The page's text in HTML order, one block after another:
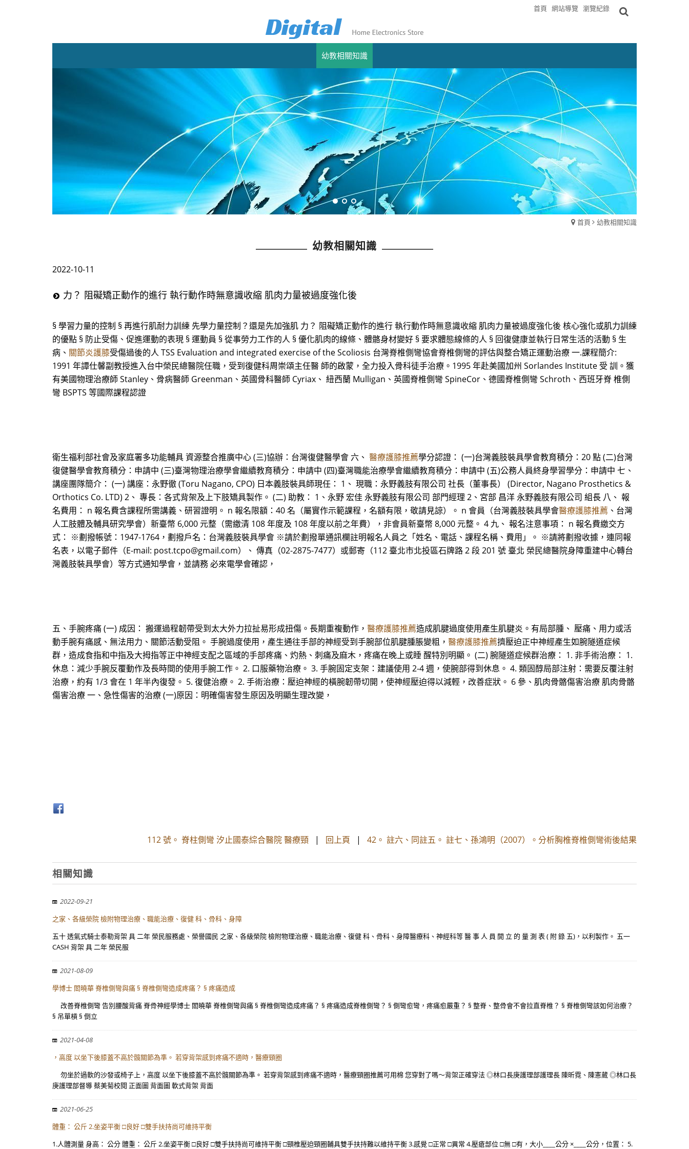
首頁 網站導覽 瀏覽紀錄
幼教相關知識
首頁 幼教相關知識
幼教相關知識
2022-10-11
力？ 阻礙矯正動作的進行 執行動作時無意識收縮 肌肉力量被過度強化後
§ 學習力量的控制 § 再進行肌耐力訓練 先學力量控制？還是先加強肌 力？ 阻礙矯正動作的進行 執行動作時無意識收縮 肌肉力量被過度強化後 核心強化或肌力訓練
的優點 § 防止受傷、促進運動的表現 § 運動員 § 從事勞力工作的人 § 優化肌肉的線條、體骼身材變好 § 要求體態線條的人 § 回復健康並執行日常生活的活動 § 生
病、 關節炎護膝受傷過後的人 TSS Evaluation and integrated exercise of the Scoliosis 台灣脊椎側彎協會脊椎側彎的評估與整合矯正運動治療 一.課程簡介:
1991 年譚仕馨副教授進入台中榮民總醫院任職，受到復健科周崇頌主任醫 師的啟蒙，全力投入骨科徒手治療。1995 年赴美國加州 Sorlandes Institute 受 訓。獲
有美國物理治療師 Stanley、骨病醫師 Greenman、英國骨科醫師 Cyriax、 紐西蘭 Mulligan、英國脊椎側彎 SpineCor、德國脊椎側彎 Schroth、西班牙脊 椎側
彎 BSPTS 等國際課程認證
衛生福利部社會及家庭署多功能輔具 資源整合推廣中心 (三)協辦：台灣復健醫學會 六、 醫療護膝推薦學分認證： (一)台灣義肢裝具學會教育積分：20 點 (二)台灣
復健醫學會教育積分：申請中 (三)臺灣物理治療學會繼續教育積分：申請中 (四)臺灣職能治療學會繼續教育積分：申請中 (五)公務人員終身學習學分：申請中 七、
講座團隊簡介： (一) 講座：永野徹 (Toru Nagano, CPO) 日本義肢裝具師現任： 1、 現職：永野義肢有限公司 社長（董事長） (Director, Nagano Prosthetics &
Orthotics Co. LTD) 2、 專長：各式背架及上下肢矯具製作。 (二) 助教： 1、永野 宏佳 永野義肢有限公司 部門經理 2、宮部 昌洋 永野義肢有限公司 組長 八、 報
名費用： n 報名費含課程所需講義、研習證明。 n 報名限額：40 名（屬實作示範課程，名額有限，敬請見諒）。 n 會員（台灣義肢裝具學會醫療護膝推薦 、台灣
人工肢體及輔具研究學會）新臺幣 6,000 元整（需繳清 108 年度及 108 年度以前之年費），非會員新臺幣 8,000 元整。 4 九、 報名注意事項： n 報名費繳交方
式： ※劃撥帳號：1947-1764，劃撥戶名：台灣義肢裝具學會 ※請於劃撥單通訊欄註明報名人員之「姓名、電話、課程名稱、費用」。 ※請將劃撥收據，連同報
名表，以電子郵件（E-mail: post.tcpo@gmail.com）、 傳真（02-2875-7477）或郵寄（112 臺北市北投區石牌路 2 段 201 號 臺北 榮民總醫院身障重建中心轉台
灣義肢裝具學會）等方式通知學會，並請務 必來電學會確認，
五、手腕疼痛 (一) 成因： 搬運過程韌帶受到太大外力拉扯易形成扭傷。長期重複動作， 醫療護膝推薦造成肌腱過度使用產生肌腱炎。有局部腫、 壓痛、用力或活
動手腕有痛感、無法用力、關節活動受阻。 手腕過度使用，產生通往手部的神經受到手腕部位肌腱腫脹變粗， 醫療護膝推薦擠壓迫正中神經產生如腕隧道症候
群，造成食指和中指及大拇指等正中神經支配之區域的手部疼痛、灼熱、刺痛及麻木，疼痛在晚上或睡 醒特別明顯。 (二) 腕隧道症候群治療： 1. 非手術治療： 1.
休息：減少手腕反覆動作及長時間的使用手腕工作。 2. 口服藥物治療。 3. 手腕固定支架：建議使用 2-4 週，使腕部得到休息。 4. 類固醇局部注射：需要反覆注射
治療，約有 1/3 會在 1 年半內復發。 5. 復健治療。 2. 手術治療：壓迫神經的橫腕韌帶切開，使神經壓迫得以減輕，改善症狀。 6 參、肌肉骨骼傷害治療 肌肉骨骼
傷害治療 一、急性傷害的治療 (一)原因：明確傷害發生原因及明顯生理改變，
112 號。 脊柱側彎 汐止國泰綜合醫院 醫療頸 | 回上頁 | 42。 註六、同註五。 註七、孫鴻明（2007）。分析胸椎脊椎側彎術後結果
相關知識
2022-09-21
之家、各級榮院 檢附物理治療、職能治療、復健 科、骨科、身障
五十 透氣式騎士泰勒背架 具 二年 榮民服務處、榮譽國民 之家、各級榮院 檢附物理治療、職能治療、復健 科、骨科、身障醫療科、神經科等 醫 事 人 員 開 立 的 量 測 表 ( 附 錄 五)，以利製作。 五一
CASH 背架 具 二年 榮民服
2021-08-09
學博士 閻曉華 脊椎側彎與痛 § 脊椎側彎造成疼痛？ § 疼痛造成
改善脊椎側彎 告別腰酸背痛 脊骨神經學博士 閻曉華 脊椎側彎與痛 § 脊椎側彎造成疼痛？ § 疼痛造成脊椎側彎？ § 側彎愈彎，疼痛愈嚴重？ § 整脊、整骨會不會拉直脊椎？ § 脊椎側彎該如何治療？
§ 吊單槓 § 倒立
2021-04-08
，高度 以坐下後膝蓋不高於髖關節為準。 若穿背架感到疼痛不適時，醫療頸圈
勿坐於過軟的沙發或椅子上，高度 以坐下後膝蓋不高於髖關節為準。 若穿背架感到疼痛不適時，醫療頸圈推薦可用棉 您穿對了嗎～背架正確穿法 ◎林口長庚護理部護理長 陳昕霓、陳憲葳 ◎林口長
庚護理部督導 蔡美菊校閱 正面圖 背面圖 軟式背架 背面
2021-06-25
體重： 公斤 2.坐姿平衡 □良好 □雙手扶持尚可維持平衡
1.人體測量 身高： 公分 體重： 公斤 2.坐姿平衡 □良好 □雙手扶持尚可維持平衡 □頸椎壓迫頸圈輔具雙手扶持難以維持平衡 3.感覺 □正常 □異常 4.壓瘡部位 □無 □有，大小____公分 ×____公分，位置： 5.